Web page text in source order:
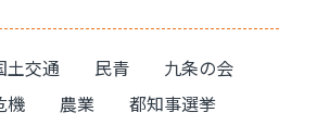
土交通 民青
九条の会
機 農業 都知事選挙